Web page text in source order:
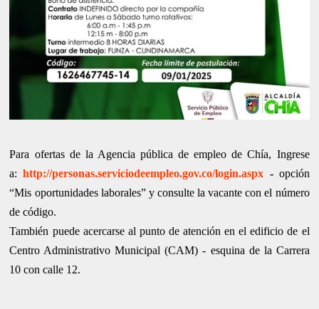
Para ofertas de la Agencia pública de empleo de Chía, Ingrese
a:http://personas.serviciodeempleo.gov.co/login.aspx -opción
“Mis oportunidades laborales” y consulte la vacante con el número
de código.
También puede acercarse al punto de atención en el edificio de el
Centro Administrativo Municipal (CAM) - esquina de la Carrera
10 con calle 12.